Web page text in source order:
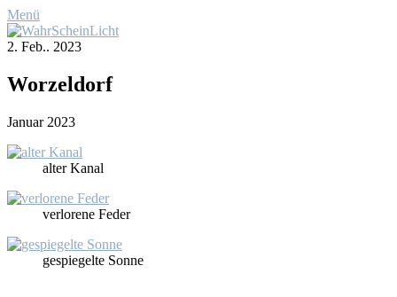
Menü
2. Feb.. 2023
Worzel­dorf
Ja­nu­ar 2023
al­ter Ka­nal
ver­lo­re­ne Fe­der
ge­spie­gel­te Son­ne